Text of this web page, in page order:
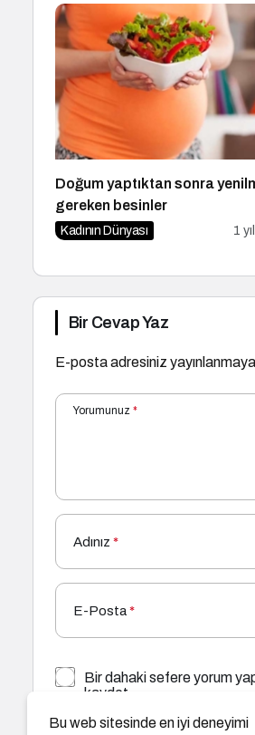
Doğum yaptıktan sonra
gereken besinler
Kadının Dünyası 1
Bir Cevap Yaz
E-posta adresiniz
Yorumunuz *
Adınız *
E-Posta*
Bir dahaki sefere yorum
kaydet.
Bu web sitesinde en iyi deneyimi